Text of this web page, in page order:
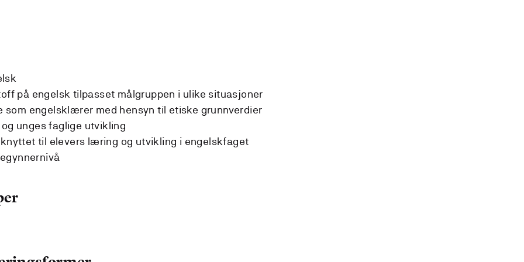
på engelsk tilpasset målgruppen i ulike situasjoner
som engelsklærer med hensyn til etiske grunnverdier
unges faglige utvikling
til elevers læring og utvikling i engelskfaget